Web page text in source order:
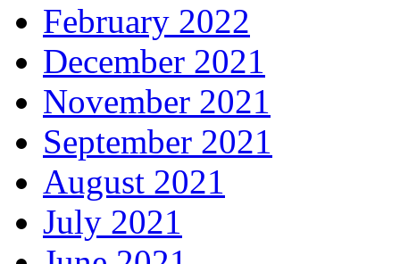
February 2022
December 2021
November 2021
September 2021
August 2021
July 2021